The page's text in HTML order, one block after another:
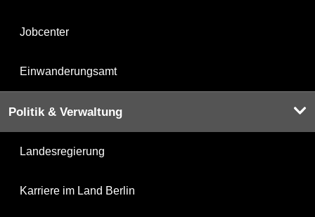
Jobcenter
Einwanderungsamt
Politik & Verwaltung
Landesregierung
Karriere im Land Berlin